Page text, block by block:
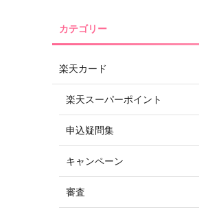
カテゴリー
楽天カード
楽天スーパーポイント
申込疑問集
キャンペーン
審査